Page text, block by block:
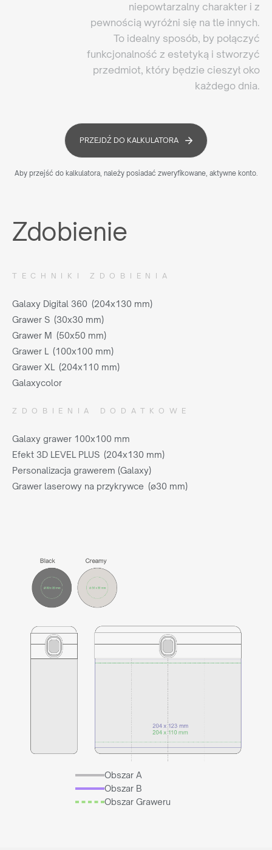
niepowtarzalny charakter i z
pewnością wyróżni się na tle innych.
To idealny sposób, by połączyć
funkcjonalność z estetyką i stworzyć
przedmiot, który będzie cieszył oko
każdego dnia.
PRZEJDŹ DO KALKULATORA
Aby przejść do kalkulatora, należy posiadać zweryfikowane, aktywne konto.
Zdobienie
TECHNIKI ZDOBIENIA
Galaxy Digital 360 (204x130 mm)
Grawer S (30x30 mm)
Grawer M (50x50 mm)
Grawer L (100x100 mm)
Grawer XL (204x110 mm)
Galaxycolor
ZDOBIENIA DODATKOWE
Galaxy grawer 100x100 mm
Efekt 3D LEVEL PLUS (204x130 mm)
Personalizacja grawerem (Galaxy)
Grawer laserowy na przykrywce (ø30 mm)
Obszar A
Obszar B
Obszar Graweru
Reprezentujesz
agencję reklamową?
Chcesz nawiązać z nami długoletnią współpracę? Sprawdź
naszą ofertę współpracy, załóż darmowe konto w naszym
panelu B2B i odkryj pełnię możliwości naszego systemu.
WSPÓŁPRACA
lub zadzwoń: +48 539 530 957